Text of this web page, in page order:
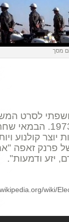
ה-70 נחשפתי
בכחול", מ-1973.
יוצר קולנוע
פרנק זאפה
יזע ודמעות".
wiki/